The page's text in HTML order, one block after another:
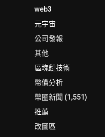
web3
元宇宙
公司發報
其他
區塊鏈技術
幣價分析
幣圈新聞 (1,551)
推薦
改圖區